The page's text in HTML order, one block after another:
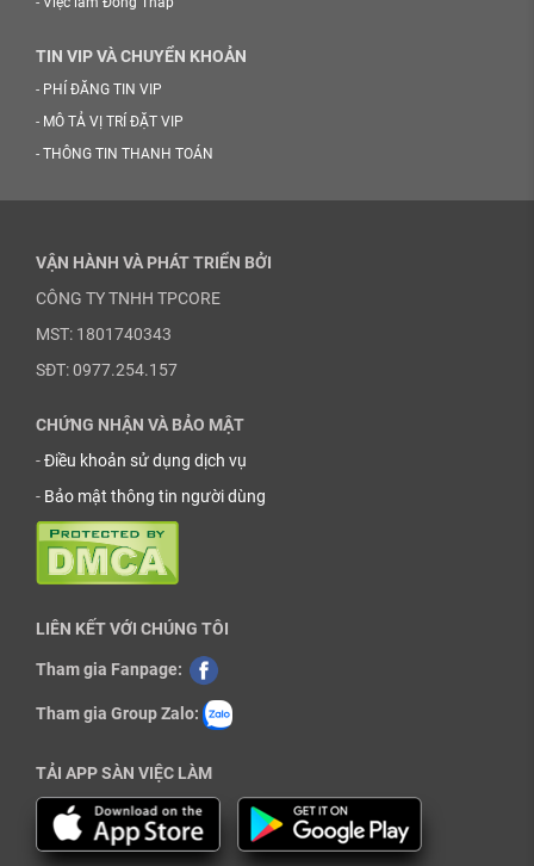
TIN VIP VÀ CHUYỂN KHOẢN
- PHÍ ĐĂNG TIN VIP
- MÔ TẢ VỊ TRÍ ĐẶT VIP
- THÔNG TIN THANH TOÁN
VẬN HÀNH VÀ PHÁT TRIỂN BỞI
CÔNG TY TNHH TPCORE
MST: 1801740343
SĐT: 0977.254.157
CHỨNG NHẬN VÀ BẢO MẬT
-Điều khoản sử dụng dịch vụ
- Bảo mật thông tin người dùng
LIÊN KẾT VỚI CHÚNG TÔI
Tham gia Fanpage:
Tham gia Group Zalo:
TẢI APP SÀN VIỆC LÀM